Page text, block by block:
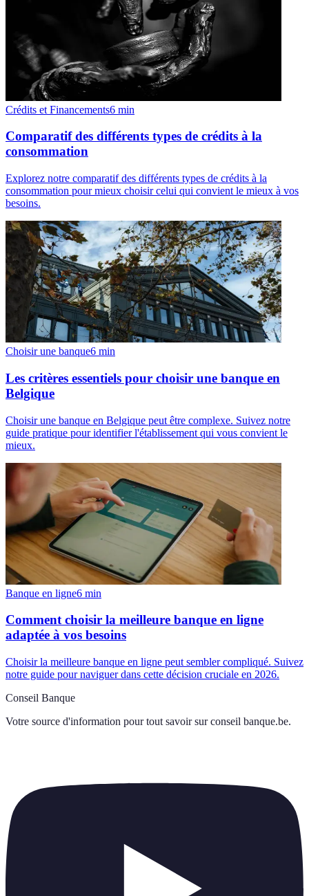
Crédits et Financements6 min
Comparatif des différents types de crédits à la
consommation
Explorez notre comparatif des différents types de crédits à la
consommation pour mieux choisir celui qui convient le mieux à vos
besoins.
Choisir une banque6 min
Les critères essentiels pour choisir une banque en
Belgique
Choisir une banque en Belgique peut être complexe. Suivez notre
guide pratique pour identifier l'établissement qui vous convient le
mieux.
Banque en ligne6 min
Comment choisir la meilleure banque en ligne
adaptée à vos besoins
Choisir la meilleure banque en ligne peut sembler compliqué. Suivez
notre guide pour naviguer dans cette décision cruciale en 2026.
Conseil Banque
Votre source d'information pour tout savoir sur conseil banque.be.